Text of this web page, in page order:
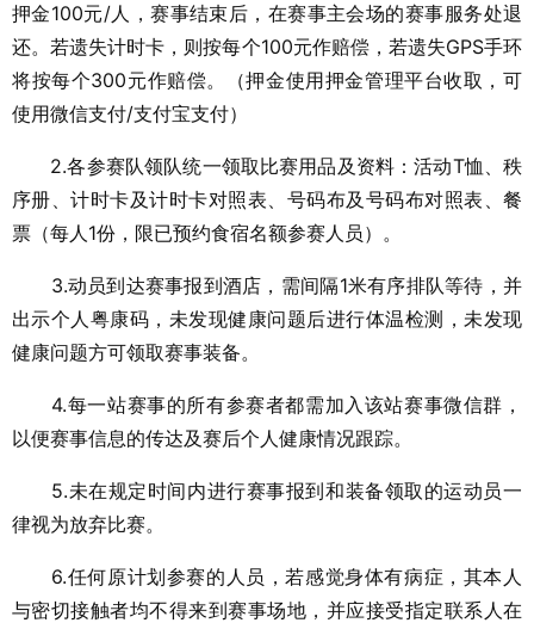
押金100元/人，赛事结束后，在赛事主会场的赛事服务处退
还。若遗失计时卡，则按每个100元作赔偿，若遗失GPS手环
将按每个300元作赔偿。（押金使用押金管理平台收取，可
使用微信支付/支付宝支付）
2.各参赛队领队统一领取比赛用品及资料：活动T恤、秩
序册、计时卡及计时卡对照表、号码布及号码布对照表、餐
票（每人1份，限已预约食宿名额参赛人员）。
3.动员到达赛事报到酒店，需间隔1米有序排队等待，并
出示个人粤康码，未发现健康问题后进行体温检测，未发现
健康问题方可领取赛事装备。
4.每一站赛事的所有参赛者都需加入该站赛事微信群，
以便赛事信息的传达及赛后个人健康情况跟踪。
5.未在规定时间内进行赛事报到和装备领取的运动员一
律视为放弃比赛。
6.任何原计划参赛的人员，若感觉身体有病症，其本人
与密切接触者均不得来到赛事场地，并应接受指定联系人在